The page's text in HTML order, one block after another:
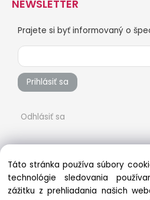
NEWSLETTER
Prajete si byť informovaný o
Prihlásiť sa
Odhlásiť sa
Táto stránka používa súbory
technológie sledovania
zážitku z prehliadania našich